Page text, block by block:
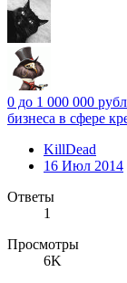
0 до 1 000 000
бизнеса в сфере
KillDead
16 Июл 2014
Ответы
1
Просмотры
6K